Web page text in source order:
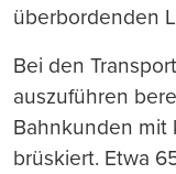
überbordenden
Bei den
auszuführen
Bahnkunden mit
brüskiert. Etwa